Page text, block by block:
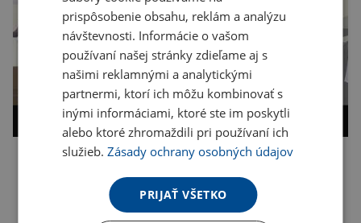
prispôsobenie obsahu, reklám a analýzu
návštevnosti. Informácie o vašom
používaní našej stránky zdieľame aj s
našimi reklamnými a analytickými
partnermi, ktorí ich môžu kombinovať s
inými informáciami, ktoré ste im poskytli
alebo ktoré zhromaždili pri používaní ich
služieb.Zásady ochrany osobných údajov
PRIJAŤ VŠETKO